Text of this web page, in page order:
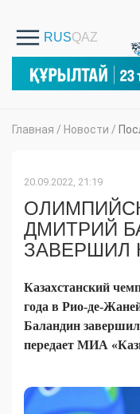
Главная / Новости /
20.09.2022, 21:19
ДМИТРИЙ
ЗАВЕРШИЛ
Казахстанский
года в Рио-де-
Баландин
передает МИА